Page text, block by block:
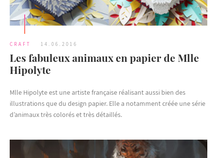
CRAFT 14.06.2016
Les fabuleux animaux en papier de Mlle
Hipolyte
Mlle Hipolyte est une artiste française réalisant aussi bien des
illustrations que du design papier. Elle a notamment créée une série
d’animaux très colorés et très détaillés.